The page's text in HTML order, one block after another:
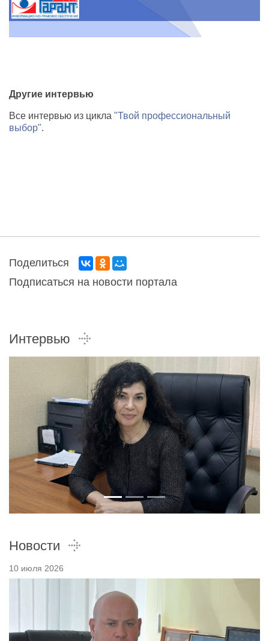
Другие интервью
се интервью из цикла "Твой профессиональный
ыбор".
Поделиться
Подписаться на новости портала
Интервью
Новости
10 июля 2026